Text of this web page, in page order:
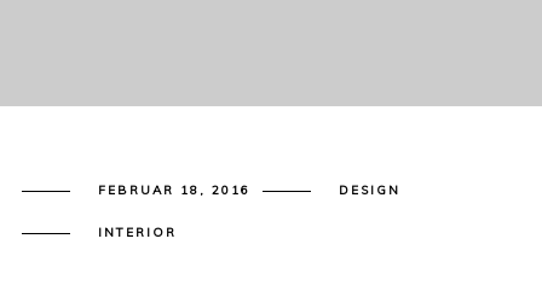
FEBRUAR 18, 2016 DESIGN
INTERIOR